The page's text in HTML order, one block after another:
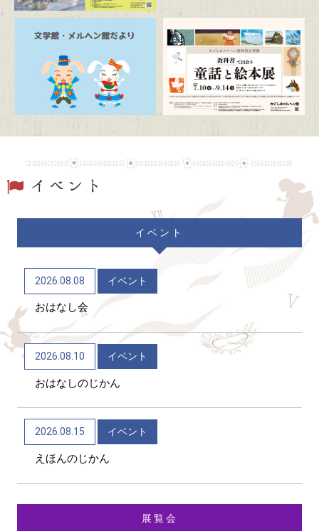
駐車場および周辺道路混雑のお知らせ
2026/06/20 トピックス
「文学館・メルヘン館だより」(隔月発行)
2026/06/06 トピックス
かごしまメルヘン館特別企画展「教科書で出会う童
話と絵本展」（7/10～9/14）
トピックス
かごしま近代文学館 企画展「Let’s go to the
mountains！～作家×山～」（12/9～R9/6/21）
2026/06/04
かごしま近代文学館 テーマ展「向田邦子日本を旅
する～Bon Voyage～」（11/1～R9/3/15）
2026/06/01 トピックス
第48回「子どもたちに聞かせたい創作童話」作品募
集【6/1~9/11迄】
イベント
2026.08.08 イベント
おはなし会
2026.08.10 イベント
おはなしのじかん
2026.08.15 イベント
えほんのじかん
展覧会